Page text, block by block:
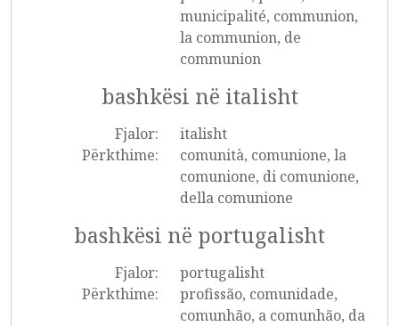
municipalité, communion,
la communion, de
communion
bashkësi në italisht
Fjalor:
italisht
Përkthime:
comunità, comunione, la
comunione, di comunione,
della comunione
bashkësi në portugalisht
Fjalor:
portugalisht
Përkthime:
profissão, comunidade,
comunhão, a comunhão, da